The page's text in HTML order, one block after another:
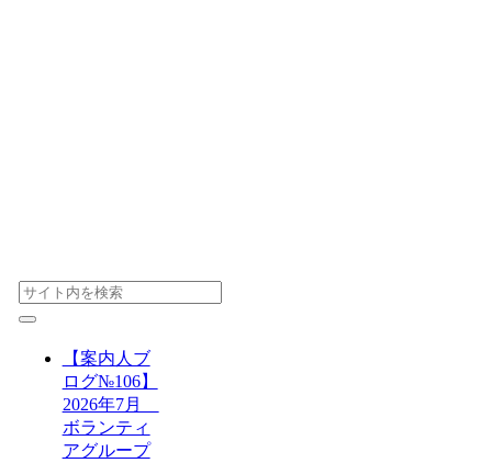
【案内人ブ
ログ№106】
2026年7月
ボランティ
アグループ